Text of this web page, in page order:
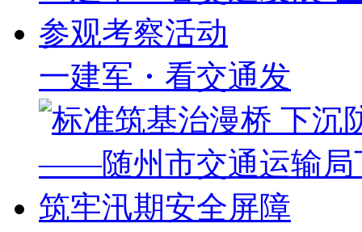
一建军・看交通发